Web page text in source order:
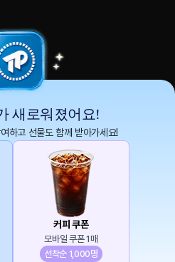
저작권 법의 보호를 받는 바, 무단 전재, 복
Reserved.
새로워졌어요!
하고 선물도 함께 받아가세요!
커피 쿠폰
모바일 쿠폰 1매
선착순 1,000명